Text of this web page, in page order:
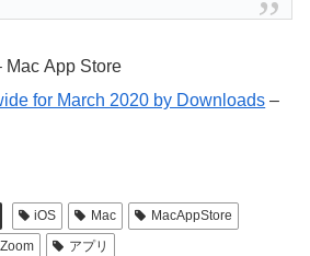
Mac App Store
for March 2020 by Downloads –
iOS Mac
MacAppStore
Zoom アプリ